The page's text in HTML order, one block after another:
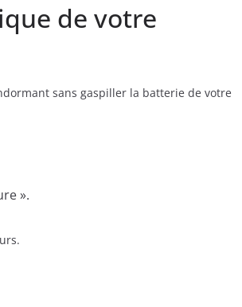
de votre
sans gaspiller la batterie de votre
».